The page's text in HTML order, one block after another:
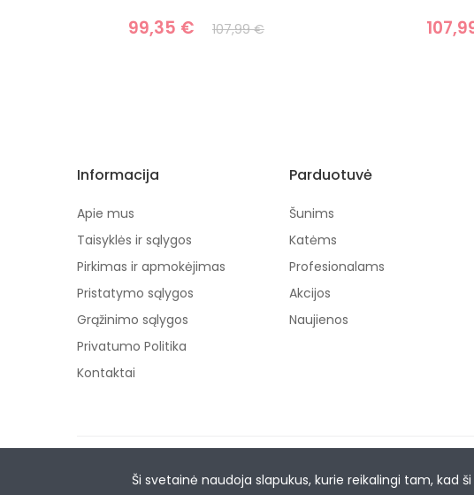
99,35 € 107,99 €
Informacija
Apie mus
Taisyklės ir sąlygos
Pirkimas ir apmokėjimas
Pristatymo sąlygos
Grąžinimo sąlygos
Privatumo Politika
Kontaktai
Parduotuvė
Šunims
Katėms
Profesionalams
Akcijos
Naujienos
Superaugintinis.lt © 2026. Visos teisės saugomos.
Ši svetainė naudoja slapukus, kurie reikalingi tam, kad